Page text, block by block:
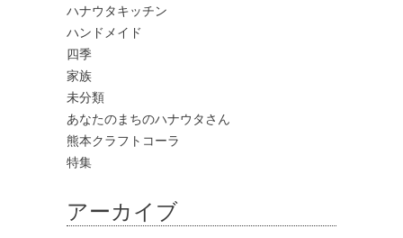
ハナウタキッチン
ハンドメイド
四季
家族
未分類
あなたのまちのハナウタさん
熊本クラフトコーラ
特集
アーカイブ